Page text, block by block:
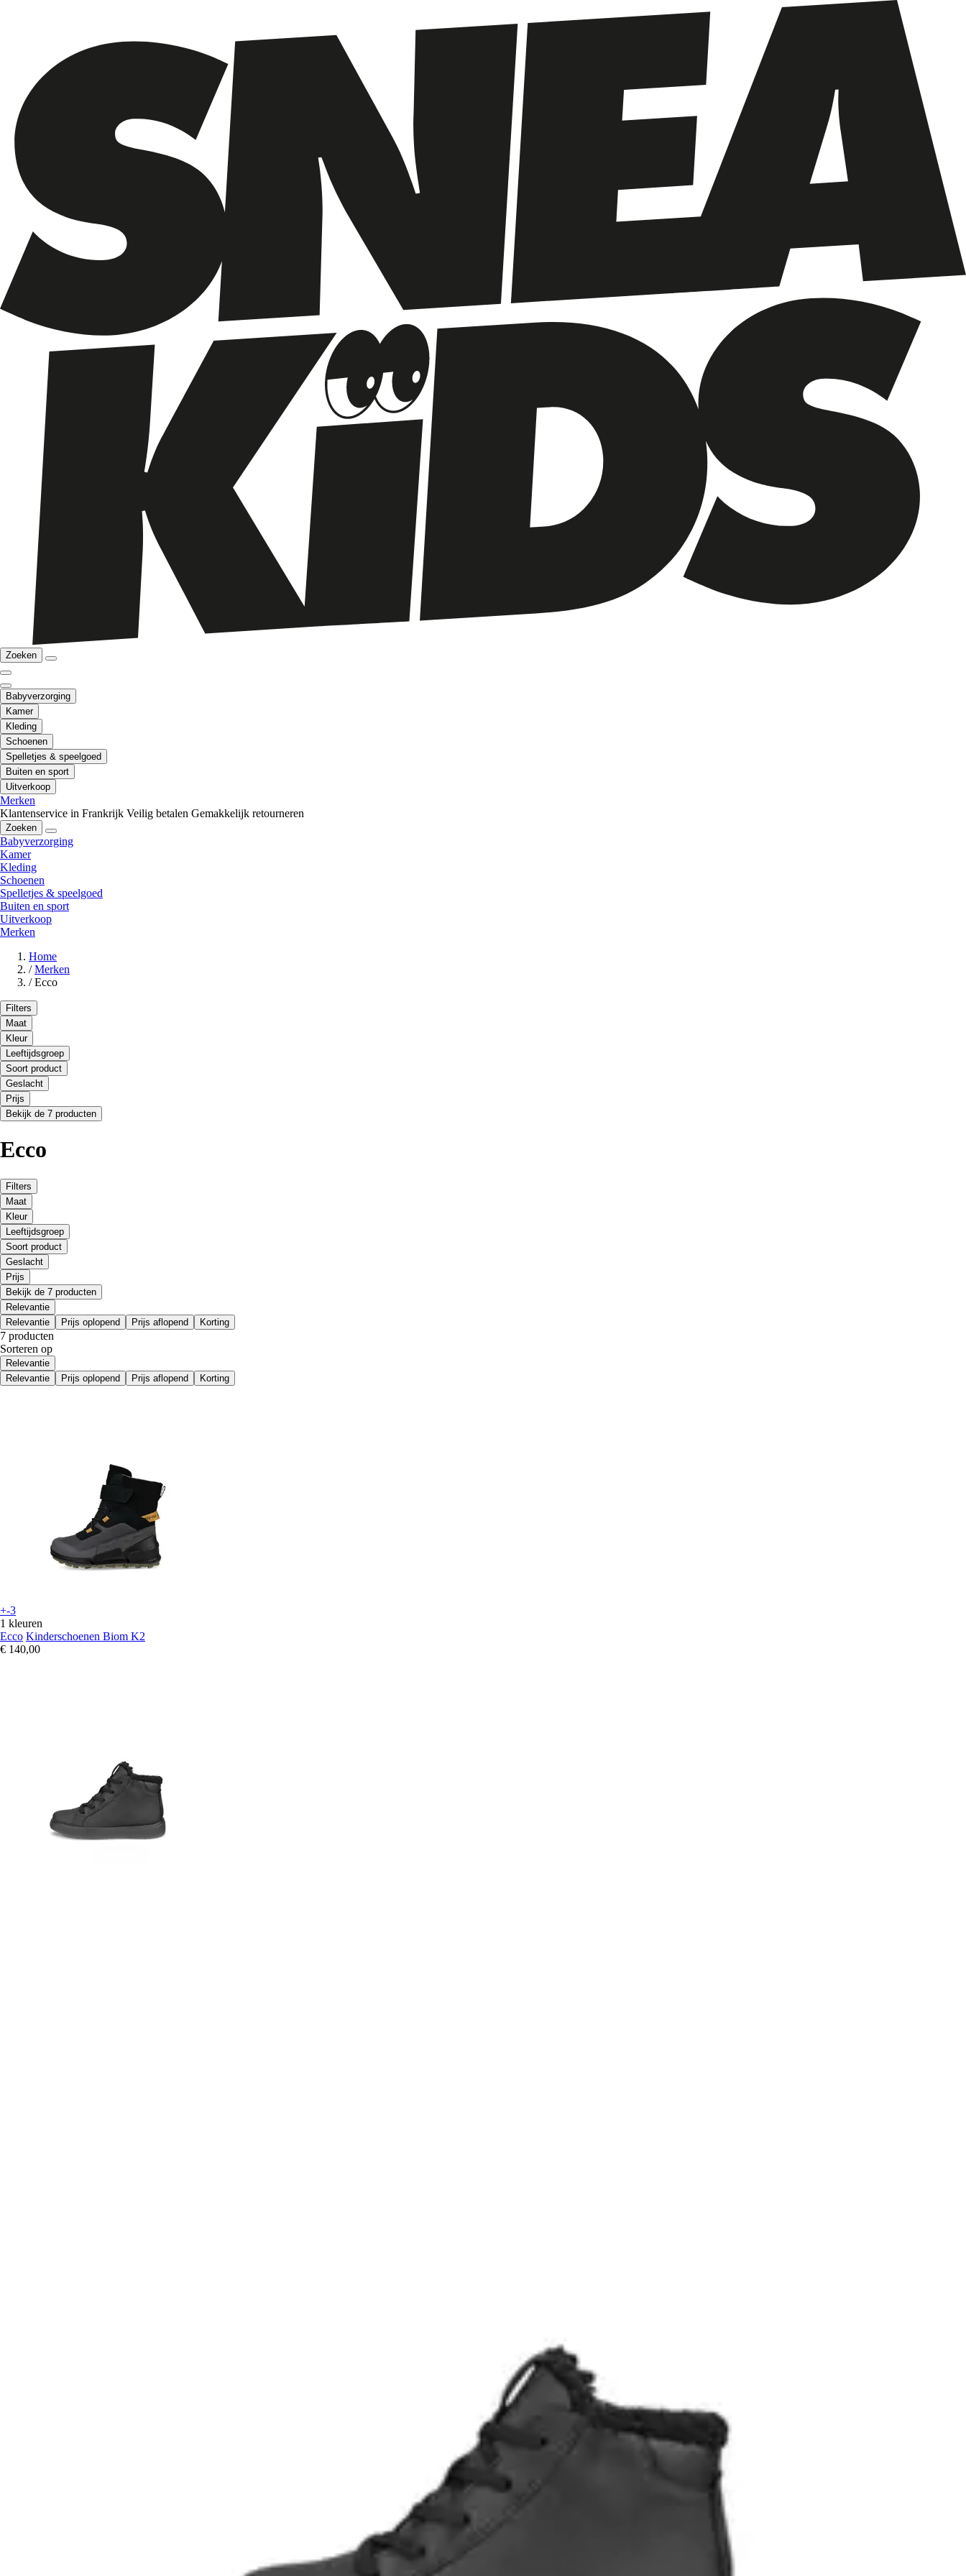
Zoeken
Babyverzorging
Kamer
Kleding
Schoenen
Spelletjes & speelgoed
Buiten en sport
Uitverkoop
Merken
Klantenservice in Frankrijk Veilig betalen Gemakkelijk retourneren
Zoeken
Babyverzorging
Kamer
Kleding
Schoenen
Spelletjes & speelgoed
Buiten en sport
Uitverkoop
Merken
Home
/ Merken
/ Ecco
Filters
Maat
Kleur
Leeftijdsgroep
Soort product
Geslacht
Prijs
Bekijk de 7 producten
Ecco
Filters
Maat
Kleur
Leeftijdsgroep
Soort product
Geslacht
Prijs
Bekijk de 7 producten
Relevantie
Relevantie
Prijs oplopend Prijs aflopend Korting
7 producten
Sorteren op
Relevantie
Relevantie
Prijs oplopend Prijs aflopend Korting
+-3
1 kleuren
Ecco Kinderschoenen Biom K2
€ 140,00